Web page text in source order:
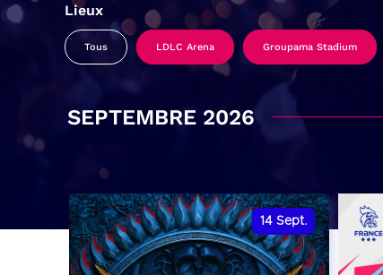
Lieux
Tous LDLC Arena Groupama Stadium
SEPTEMBRE 2026
14 Sept.